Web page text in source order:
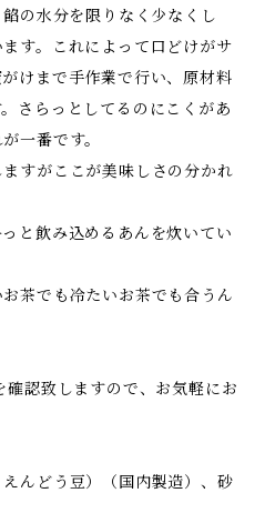
の水分を限りなく少なくし
す。これによって口どけがサ
けまで手作業で行い、原材料
さらっとしてるのにこくがあ
一番です。
すがここが美味しさの分かれ
と飲み込めるあんを炊いてい
茶でも冷たいお茶でも合うん
認致しますので、お気軽にお
んどう豆）（国内製造）、砂